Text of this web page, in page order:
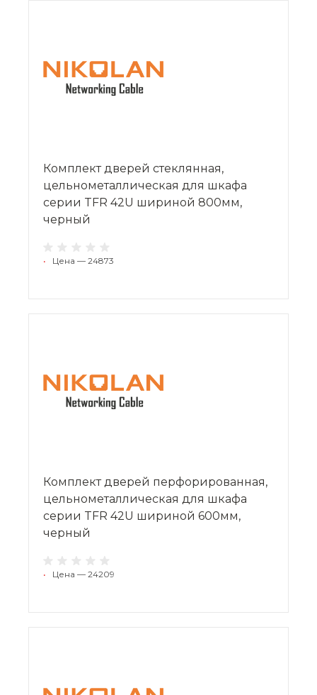
Комплект дверей стеклянная,
цельнометаллическая для шкафа
серии TFR 42U шириной 800мм,
черный
• Цена — 24873
Комплект дверей перфорированная,
цельнометаллическая для шкафа
серии TFR 42U шириной 600мм,
черный
• Цена — 24209